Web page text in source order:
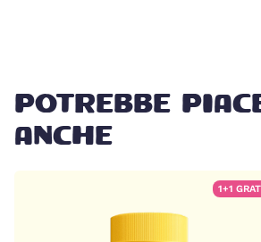
POTREBBE
ANCHE
1+1